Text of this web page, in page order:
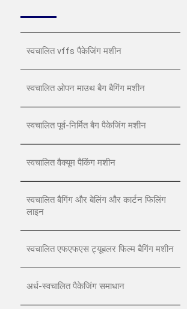
स्वचालित vffs पैकेजिंग मशीन
स्वचालित ओपन माउथ बैग बैगिंग मशीन
स्वचालित पूर्व-निर्मित बैग पैकेजिंग मशीन
स्वचालित वैक्यूम पैकिंग मशीन
स्वचालित बैगिंग और बेलिंग और कार्टन फिलिंग
लाइन
स्वचालित एफएफएस ट्यूबलर फिल्म बैगिंग मशीन
अर्ध-स्वचालित पैकेजिंग समाधान